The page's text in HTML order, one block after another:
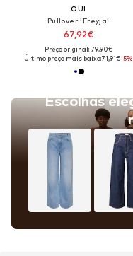
OUI
Pullover 'Freyja'
67,92€
Preço original: 79,90€
Último preço mais baixo:71,91€-5%
Escolhas